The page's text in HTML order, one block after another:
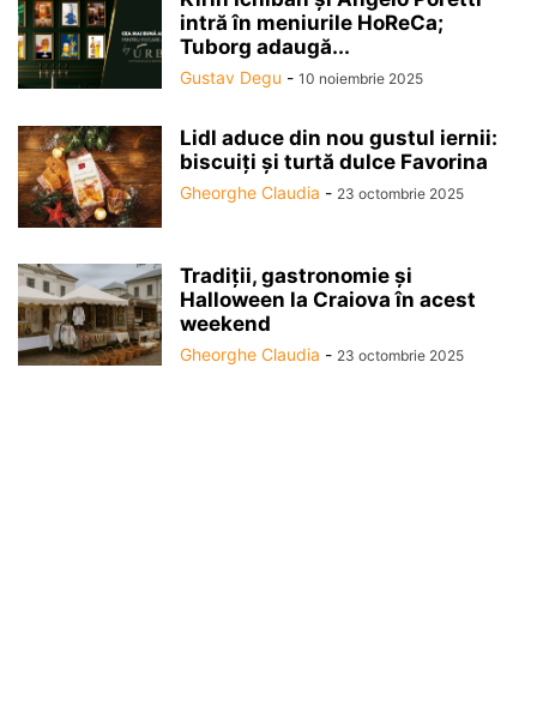
intră în meniurile HoReCa;
Tuborg adaugă...
Gustav Degu - 10 noiembrie 2025
Lidl aduce din nou gustul iernii:
biscuiți și turtă dulce Favorina
Gheorghe Claudia - 23 octombrie 2025
Tradiții, gastronomie și
Halloween la Craiova în acest
weekend
Gheorghe Claudia - 23 octombrie 2025